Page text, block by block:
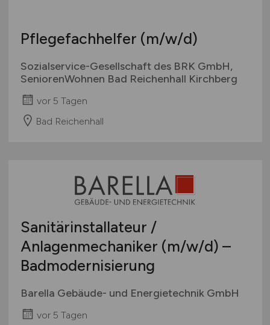
Pflegefachhelfer (m/w/d)
Sozialservice-Gesellschaft des BRK GmbH,
SeniorenWohnen Bad Reichenhall Kirchberg
vor 5 Tagen
Bad Reichenhall
Sanitärinstallateur /
Anlagenmechaniker (m/w/d) –
Badmodernisierung
Barella Gebäude- und Energietechnik GmbH
vor 5 Tagen